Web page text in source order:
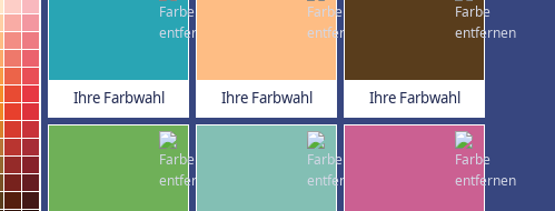
Ihre Farbwahl Ihre Farbwahl Ihre Farbwahl